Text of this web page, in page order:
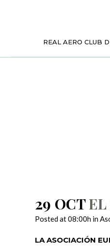
REAL AERO CLUB
29 OCTEL
Posted at 08:00h in
LA ASOCIACIÓN